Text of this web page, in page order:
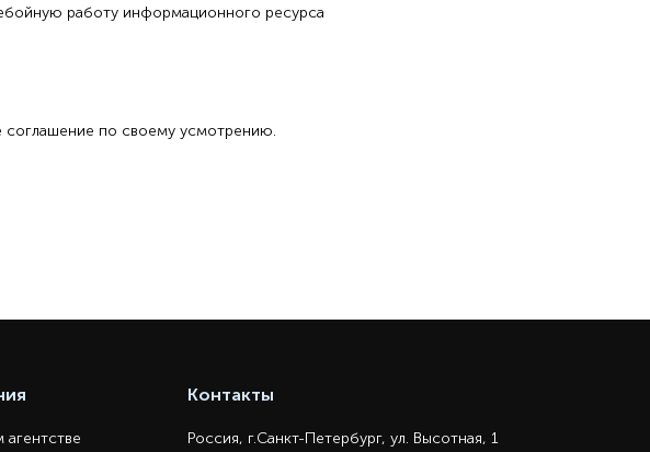
работу информационного ресурса
соглашение по своему усмотрению.
Контакты
Россия, г.Санкт-Петербург, ул. Высотная, 1